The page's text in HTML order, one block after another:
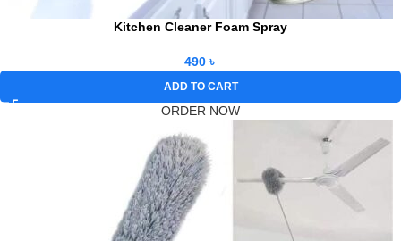
Kitchen Cleaner Foam Spray
490 ৳
ADD TO CART
ORDER NOW